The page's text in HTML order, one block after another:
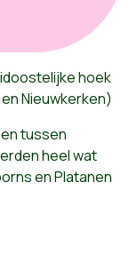
hoek
Nieuwkerken)
tussen
heel wat
en Platanen